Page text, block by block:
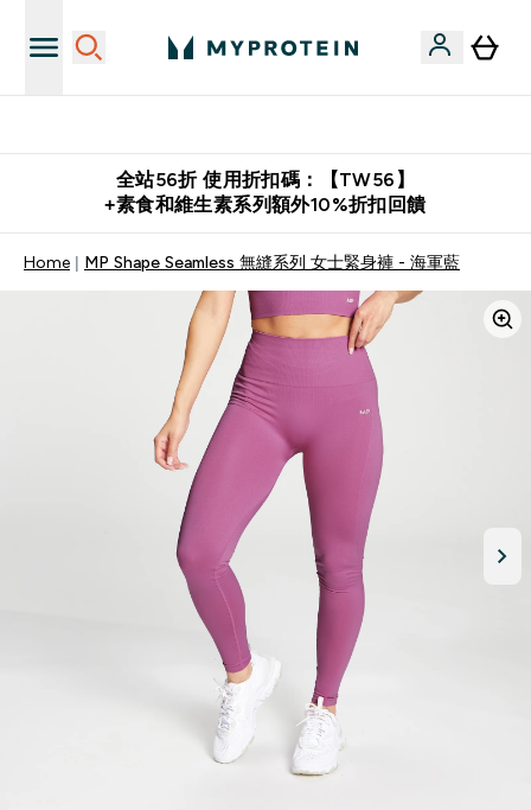
全站56折 使用折扣碼：【TW56】
+素食和維生素系列額外10%折扣回饋
Home MP Shape Seamless 無縫系列 女士緊身褲 - 海軍藍